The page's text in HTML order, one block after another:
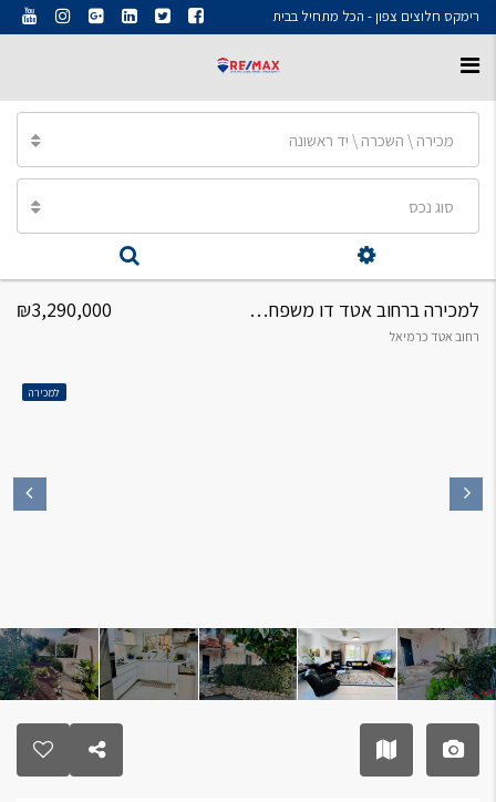
רימקס חלוצים צפון - הכל מתחיל בבית
מכירה \ השכרה \ יד ראשונה
סוג נכס
למכירה ברחוב אטד דו משפחתי 7 חדרים
רחוב אטד כרמיאל
₪3,290,000
למכירה